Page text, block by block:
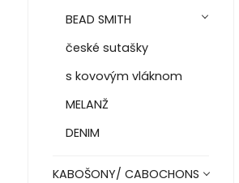
BEAD SMITH
české sutašky
s kovovým vláknom
MELANŽ
DENIM
KABOŠONY/ CABOCHONS